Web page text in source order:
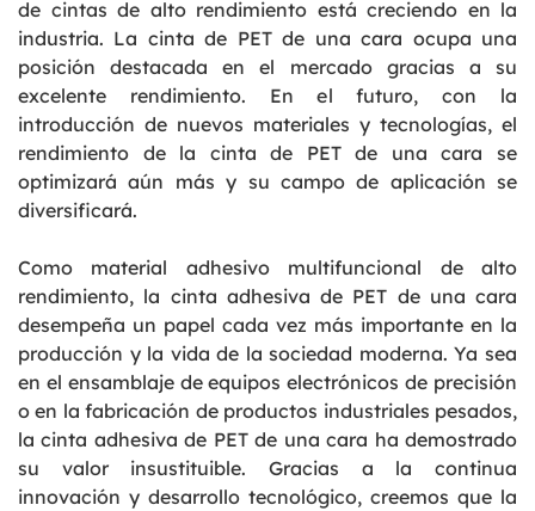
de cintas de alto rendimiento está creciendo en la
industria. La cinta de PET de una cara ocupa una
posición destacada en el mercado gracias a su
excelente rendimiento. En el futuro, con la
introducción de nuevos materiales y tecnologías, el
rendimiento de la cinta de PET de una cara se
optimizará aún más y su campo de aplicación se
diversificará.
Como material adhesivo multifuncional de alto
rendimiento, la cinta adhesiva de PET de una cara
desempeña un papel cada vez más importante en la
producción y la vida de la sociedad moderna. Ya sea
en el ensamblaje de equipos electrónicos de precisión
o en la fabricación de productos industriales pesados,
la cinta adhesiva de PET de una cara ha demostrado
su valor insustituible. Gracias a la continua
innovación y desarrollo tecnológico, creemos que la